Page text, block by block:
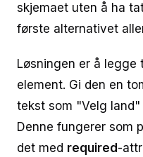
skjemaet uten å ha
første alternativet
Løsningen er å legge
element. Gi den en
tekst som "Velg
Denne fungerer som
det med required -